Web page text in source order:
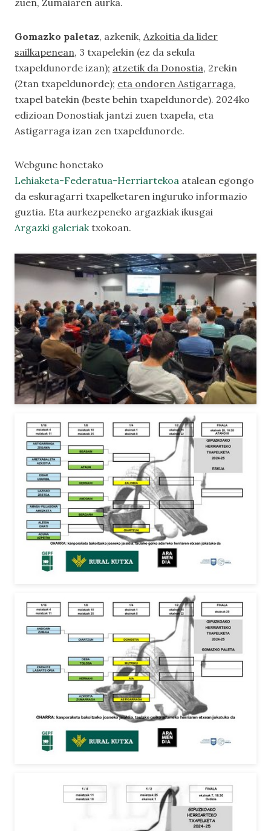
zuen, Zumaiaren aurka.
Gomazko paletaz, azkenik, Azkoitia da lider
sailkapenean, 3 txapelekin (ez da sekula
txapeldunorde izan); atzetik da Donostia, 2rekin
(2tan txapeldunorde); eta ondoren Astigarraga,
txapel batekin (beste behin txapeldunorde). 2024ko
edizioan Donostiak jantzi zuen txapela, eta
Astigarraga izan zen txapeldunorde.
Webgune honetako
Lehiaketa-Federatua-Herriartekoa atalean egongo
da eskuragarri txapelketaren inguruko informazio
guztia. Eta aurkezpeneko argazkiak ikusgai
Argazki galeriaktxokoan.